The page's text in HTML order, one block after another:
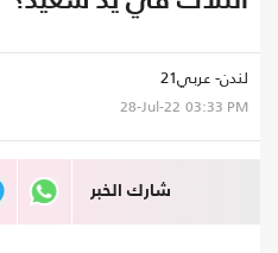
لندن- عربي21
28-Jul-22 03:33 PM
شارك الخبر